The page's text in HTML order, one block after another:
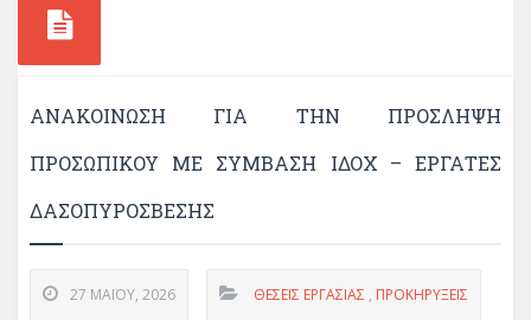
ΑΝΑΚΟΊΝΩΣΗ ΓΙΑ ΤΗΝ ΠΡΌΣΛΗΨΗ
ΠΡΟΣΩΠΙΚΟΎ ΜΕ ΣΎΜΒΑΣΗ ΙΔΟΧ – ΕΡΓΆΤΕΣ
ΔΑΣΟΠΥΡΌΣΒΕΣΗΣ
27 ΜΑΪ́ΟΥ, 2026 ΘΈΣΕΙΣ ΕΡΓΑΣΊΑΣ , ΠΡΟΚΗΡΎΞΕΙΣ